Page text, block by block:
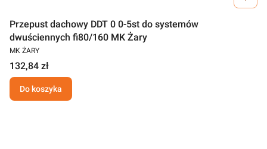
Przepust dachowy DDT 0 0-5st do systemów
dwuściennych fi80/160 MK Żary
MK ŻARY
132,84 zł
Do koszyka